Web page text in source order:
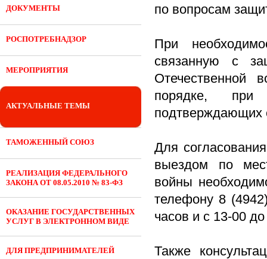
ДОКУМЕНТЫ
РОСПОТРЕБНАДЗОР
МЕРОПРИЯТИЯ
АКТУАЛЬНЫЕ ТЕМЫ
ТАМОЖЕННЫЙ СОЮЗ
РЕАЛИЗАЦИЯ ФЕДЕРАЛЬНОГО
ЗАКОНА ОТ 08.05.2010 № 83-ФЗ
ОКАЗАНИЕ ГОСУДАРСТВЕННЫХ
УСЛУГ В ЭЛЕКТРОННОМ ВИДЕ
ДЛЯ ПРЕДПРИНИМАТЕЛЕЙ
по вопросам
При
связанную с
Отечественной
порядке, при
подтверждающих
Для
выездом по
войны
телефону 8
часов и с 13-00
Также